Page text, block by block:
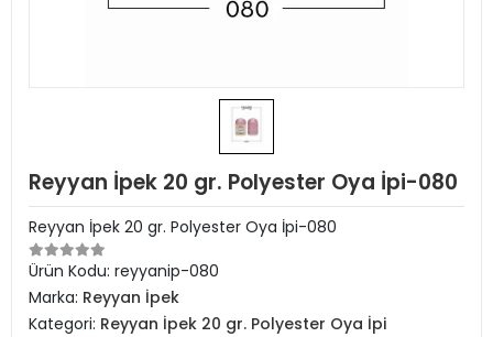
Reyyan İpek 20 gr. Polyester Oya İpi-080
Reyyan İpek 20 gr. Polyester Oya İpi-080
Ürün Kodu: reyyanip-080
Marka: Reyyan İpek
Kategori: Reyyan İpek 20 gr. Polyester Oya İpi